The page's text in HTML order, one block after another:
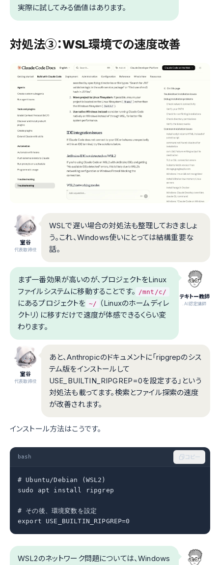
実際に試してみる価値はあります。
対処法③：WSL環境での速度改善
室谷
代表取締役
WSLで遅い場合の対処法も整理しておきましょ
う。これ、Windows使いにとっては結構重要な
話。
テキトー教師
.AI認定講師
まず一番効果が高いのが、プロジェクトをLinux
ファイルシステムに移動することです。 /mnt/c/
にあるプロジェクトを ~/
（Linuxのホームディレ
クトリ）に移すだけで速度が体感できるくらい変
わります。
室谷
代表取締役
あと、Anthropicのドキュメントに「ripgrepのシス
テム版をインストールして
USE_BUILTIN_RIPGREP=0を設定する」という
対処法も載ってます。検索とファイル探索の速度
が改善されます。
インストール方法はこうです。
bash コピー
# Ubuntu/Debian (WSL2)
sudo apt install ripgrep
# その後、環境変数を設定
export USE_BUILTIN_RIPGREP=0
WSL2のネットワーク問題については、Windows